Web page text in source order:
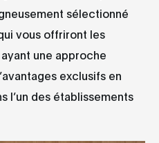
sélectionné
vous offriront les
une approche
exclusifs en
l’un des établissements